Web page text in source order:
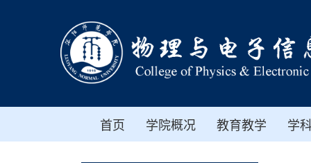
首页 学院概况 教育教学 学